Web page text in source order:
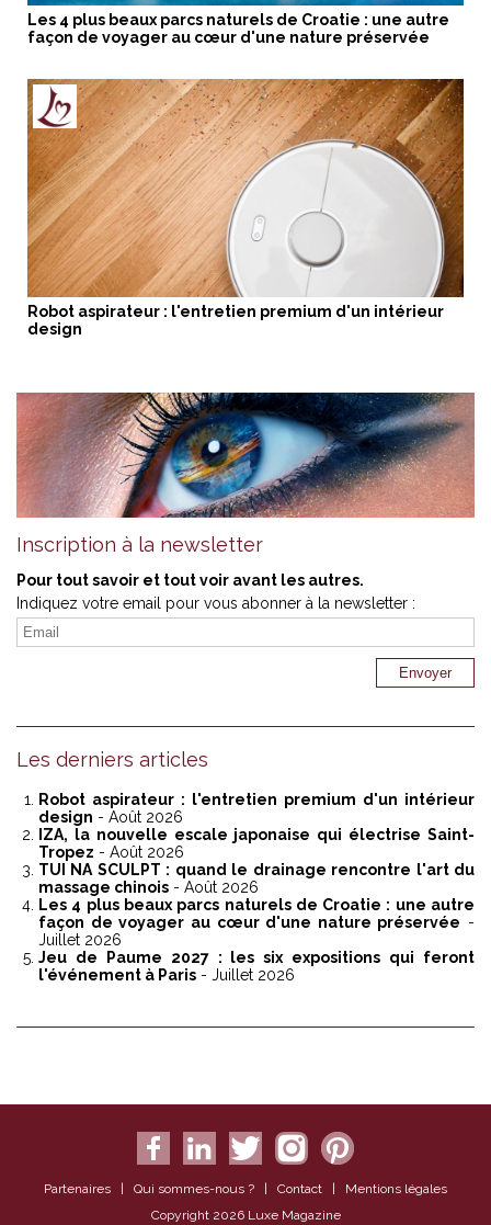
Les 4 plus beaux parcs naturels de Croatie : une autre
façon de voyager au cœur d'une nature préservée
Robot aspirateur : l'entretien premium d'un intérieur
design
Inscription à la newsletter
Pour tout savoir et tout voir avant les autres.
Indiquez votre email pour vous abonner à la newsletter :
Les derniers articles
Robot aspirateur : l'entretien premium d'un intérieur
design - Août 2026
IZA, la nouvelle escale japonaise qui électrise Saint-
Tropez - Août 2026
TUI NA SCULPT : quand le drainage rencontre l'art du
massage chinois - Août 2026
Les 4 plus beaux parcs naturels de Croatie : une autre
façon de voyager au cœur d'une nature préservée -
Juillet 2026
Jeu de Paume 2027 : les six expositions qui feront
l'événement à Paris - Juillet 2026
Partenaires Qui sommes-nous ? Contact
Mentions légales
Copyright 2026 Luxe Magazine